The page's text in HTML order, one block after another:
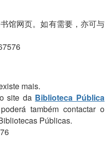
馆网页。如有需要，亦可与
mais.
site da Biblioteca Pública
também contactar o
Públicas.